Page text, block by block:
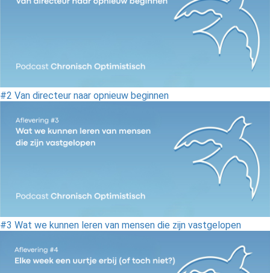
#2 Van directeur naar opnieuw beginnen
#3 Wat we kunnen leren van mensen die zijn vastgelopen